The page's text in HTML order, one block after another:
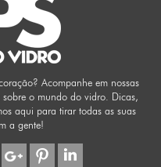
Acompanhe em nossas
sobre o mundo do vidro. Dicas,
aqui para tirar todas as suas
a gente!